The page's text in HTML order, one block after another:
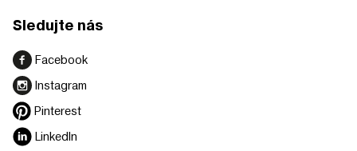
Sledujte nás
Facebook
Instagram
Pinterest
LinkedIn